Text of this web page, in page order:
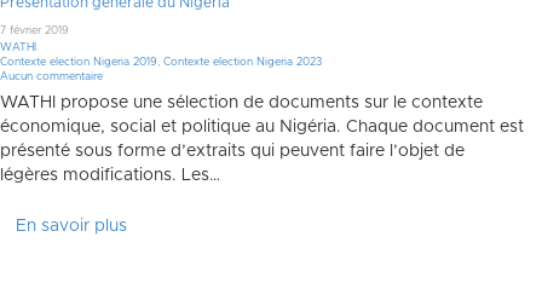
7 février 2019
WATHI
Contexte election Nigeria 2019 , Contexte election Nigeria 2023
Aucun commentaire
WATHI propose une sélection de documents sur le contexte
économique, social et politique au Nigéria. Chaque document est
présenté sous forme d’extraits qui peuvent faire l’objet de
légères modifications. Les…
En savoir plus